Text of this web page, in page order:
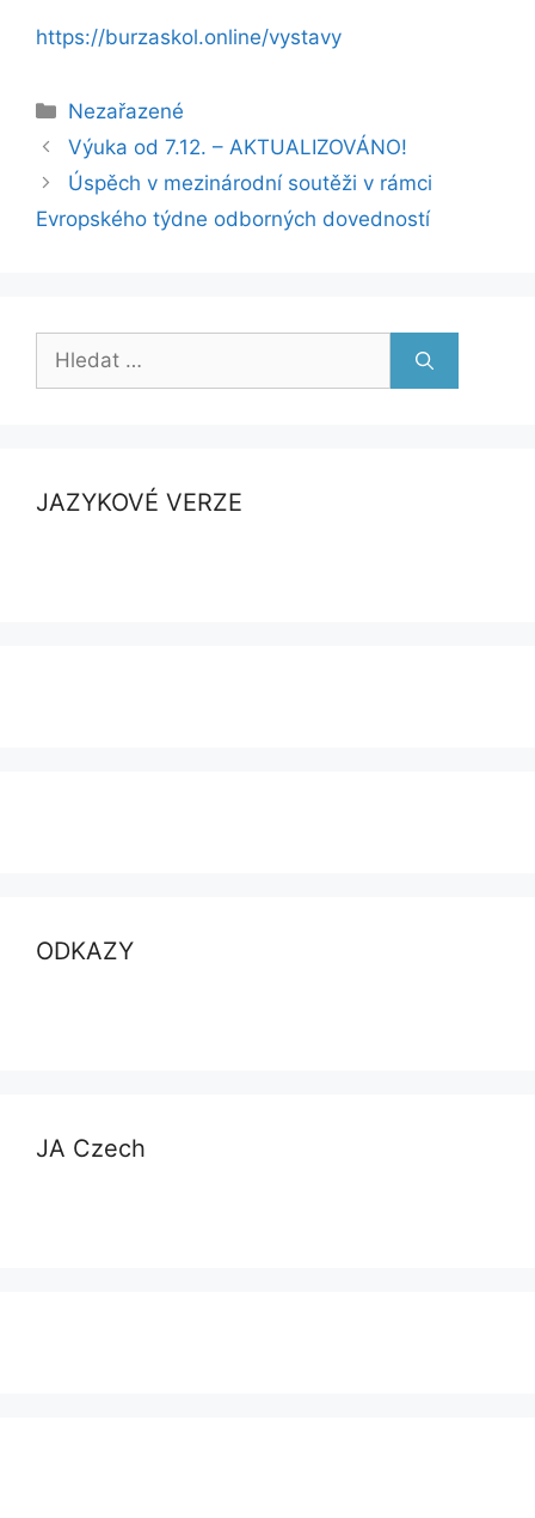
https://burzaskol.online/vystavy
Rubriky
Nezařazené
Výuka od 7.12. – AKTUALIZOVÁNO!
Úspěch v mezinárodní soutěži v rámci
Evropského týdne odborných dovedností
Hledat:
JAZYKOVÉ VERZE
ODKAZY
JA Czech